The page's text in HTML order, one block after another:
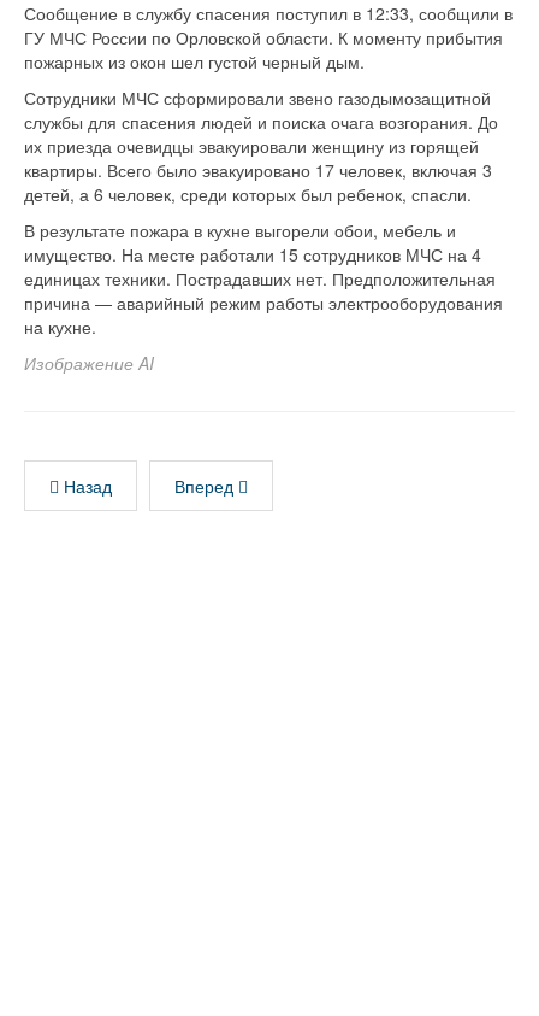
Сообщение в службу спасения поступил в 12:33, сообщили в
ГУ МЧС России по Орловской области. К моменту прибытия
пожарных из окон шел густой черный дым.
Сотрудники МЧС сформировали звено газодымозащитной
службы для спасения людей и поиска очага возгорания. До
их приезда очевидцы эвакуировали женщину из горящей
квартиры. Всего было эвакуировано 17 человек, включая 3
детей, а 6 человек, среди которых был ребенок, спасли.
В результате пожара в кухне выгорели обои, мебель и
имущество. На месте работали 15 сотрудников МЧС на 4
единицах техники. Пострадавших нет. Предположительная
причина — аварийный режим работы электрооборудования
на кухне.
Изображение AI
Назад Вперед